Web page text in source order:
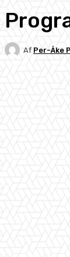
Af Per-Åke